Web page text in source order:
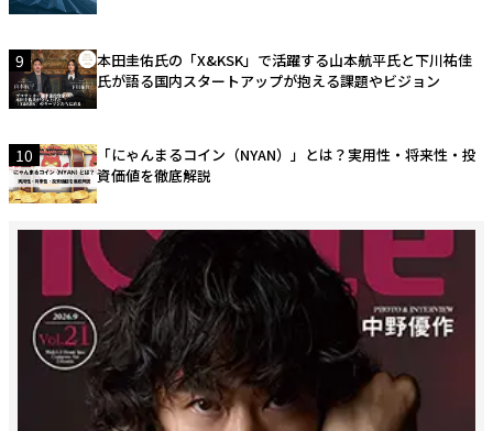
9
本田圭佑氏の「X&KSK」で活躍する山本航平氏と下川祐佳
氏が語る国内スタートアップが抱える課題やビジョン
10
「にゃんまるコイン（NYAN）」とは？実用性・将来性・投
資価値を徹底解説